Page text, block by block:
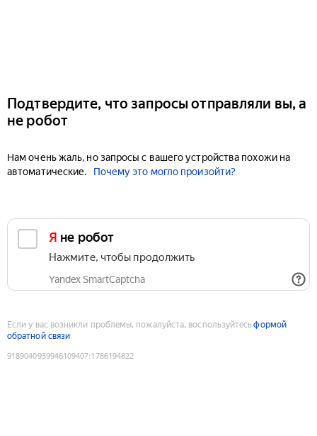
Подтвердите, что запросы отправляли вы, а
не робот
Нам очень жаль, но запросы с вашего устройства похожи на
автоматические.
Почему это могло произойти?
Я не робот
Нажмите, чтобы продолжить
Yandex SmartCaptcha
Если у вас возникли проблемы, пожалуйста, воспользуйтесьформой
обратной связи
9189040939946109407:1786194822